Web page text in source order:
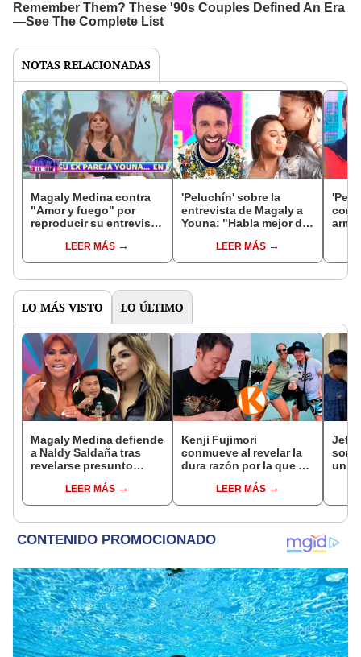
NOTAS RELACIONADAS
Magaly Medina contra
"Amor y fuego" por
reproducir su entrevista
LEER MÁS
'Peluchín' sobre la
entrevista de Magaly a
Youna: "Habla mejor de
LEER MÁS
LO MÁS VISTO LO ÚLTIMO
Magaly Medina defiende
a Naldy Saldaña tras
revelarse presunto
de La Bella Luz: "Es lo
más sucio"
LEER MÁS
Kenji Fujimori
conmueve al revelar la
dura razón por la que no
esposa Erika Muñóz: "El
proceso judicial"
LEER MÁS
un